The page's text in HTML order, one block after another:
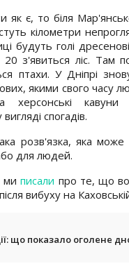
як є, то біля
кілометри
будуть голі
20 з'явиться ліс. Там
птахи. У Дніпрі
якими свого часу
херсонські
спогадів.
розв'язка, яка
для людей.
миписали про те, що
вибуху на
що показало оголене